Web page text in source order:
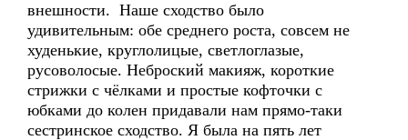
внешности. Наше сходство было
удивительным: обе среднего роста, совсем не
худенькие, круглолицые, светлоглазые,
русоволосые. Неброский макияж, короткие
стрижки с чёлками и простые кофточки с
юбками до колен придавали нам прямо-таки
сестринское сходство. Я была на пять лет